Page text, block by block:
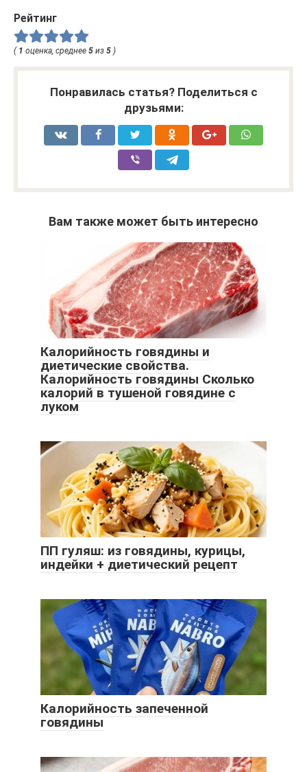
Рейтинг
( 1 оценка, среднее 5 из 5 )
Понравилась статья? Поделиться с
друзьями:
Вам также может быть интересно
Калорийность говядины и
диетические свойства.
Калорийность говядины Сколько
калорий в тушеной говядине с
луком
ПП гуляш: из говядины, курицы,
индейки + диетический рецепт
Калорийность запеченной
говядины